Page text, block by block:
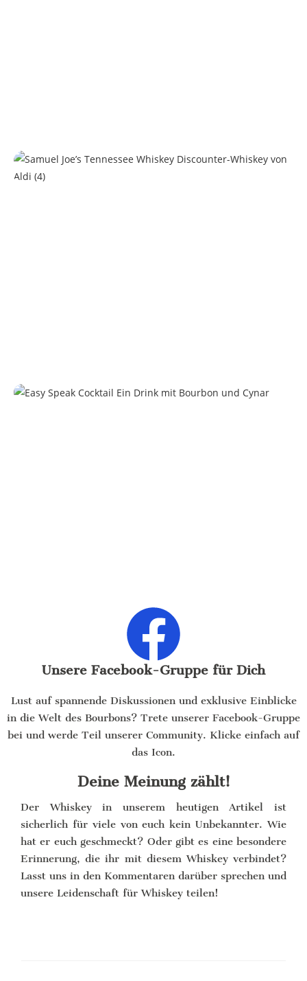
Unsere Facebook-Gruppe für Dich
Lust auf spannende Diskussionen und exklusive Einblicke
in die Welt des Bourbons? Trete unserer Facebook-Gruppe
bei und werde Teil unserer Community. Klicke einfach auf
das Icon.
Deine Meinung zählt!
Der Whiskey in unserem heutigen Artikel ist
sicherlich für viele von euch kein Unbekannter. Wie
hat er euch geschmeckt? Oder gibt es eine besondere
Erinnerung, die ihr mit diesem Whiskey verbindet?
Lasst uns in den Kommentaren darüber sprechen und
unsere Leidenschaft für Whiskey teilen!